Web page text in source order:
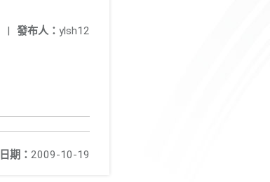
發布人： ylsh12
|
期： 2009-10-19